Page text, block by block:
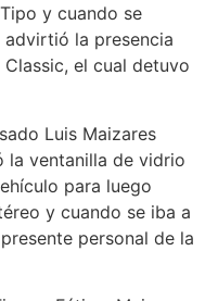
y cuando se
la presencia
el cual detuvo
Luis Maizares
la ventanilla de vidrio
para luego
y cuando se iba a
personal de la